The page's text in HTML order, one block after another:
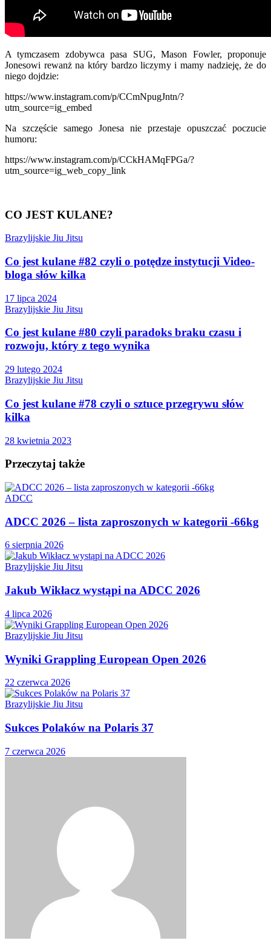
A tymczasem zdobywca pasa SUG, Mason Fowler, proponuje
Jonesowi rewanż na który bardzo liczymy i mamy nadzieję, że do
niego dojdzie:
https://www.instagram.com/p/CCmNpugJntn/?
utm_source=ig_embed
Na szczęście samego Jonesa nie przestaje opuszczać poczucie
humoru:
https://www.instagram.com/p/CCkHAMqFPGa/?
utm_source=ig_web_copy_link
CO JEST KULANE?
Brazylijskie Jiu Jitsu
Co jest kulane #82 czyli o potędze instytucji Video-
bloga słów kilka
17 lipca 2024
Brazylijskie Jiu Jitsu
Co jest kulane #80 czyli paradoks braku czasu i
rozwoju, który z tego wynika
29 lutego 2024
Brazylijskie Jiu Jitsu
Co jest kulane #78 czyli o sztuce przegrywu słów
kilka
28 kwietnia 2023
Przeczytaj także
ADCC
ADCC 2026 – lista zaproszonych w kategorii -66kg
6 sierpnia 2026
Brazylijskie Jiu Jitsu
Jakub Wikłacz wystąpi na ADCC 2026
4 lipca 2026
Brazylijskie Jiu Jitsu
Wyniki Grappling European Open 2026
22 czerwca 2026
Brazylijskie Jiu Jitsu
Sukces Polaków na Polaris 37
7 czerwca 2026